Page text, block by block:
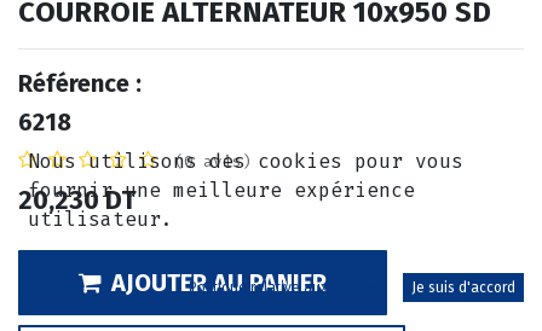
COURROIE ALTERNATEUR 10x950 SD
Référence :
6218
(0 avis)
20,230DT
AJOUTER AU PANIER
Nous utilisons des cookies pour vous
fournir une meilleure expérience
utilisateur.
Politique relative aux cookies Je suis d'accord